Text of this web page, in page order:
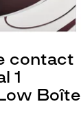
contact
1
Boîte